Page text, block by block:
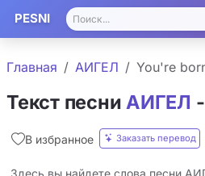
PESNI
Главная АИГЕЛ You're
Текст песни АИГЕЛ
В избранное Заказать перевод
Здесь вы найдете слова песни